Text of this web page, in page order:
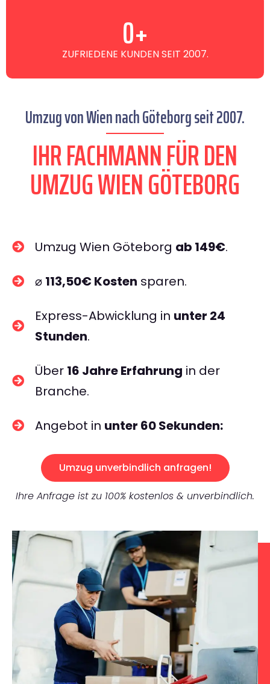
ZUFRIEDENE KUNDEN SEIT 2007.
0+
Umzug von Wien nach Göteborg seit 2007.
IHR FACHMANN FÜR DEN
UMZUG WIEN GÖTEBORG
Umzug Wien Göteborg ab 149€.
⌀ 113,50€ Kosten sparen.
Express-Abwicklung in unter 24
Stunden.
Über 16 Jahre Erfahrung in der
Branche.
Angebot in unter 60 Sekunden:
Umzug unverbindlich anfragen!
Ihre Anfrage ist zu 100% kostenlos & unverbindlich.